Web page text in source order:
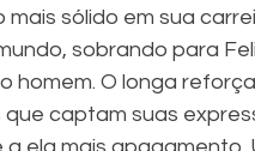
sólido em sua
sobrando para
homem. O longa
captam suas